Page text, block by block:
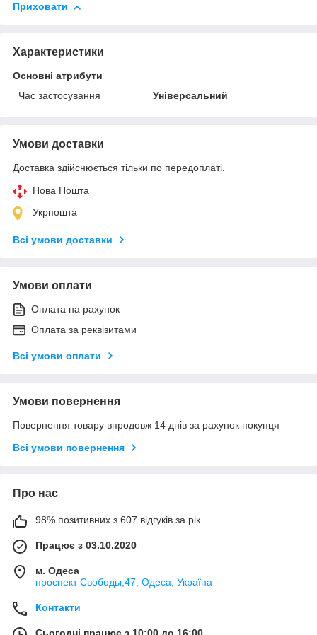
Приховати
Характеристики
Основні атрибути
Час застосування
Універсальний
Умови доставки
Доставка здійснюється тільки по передоплаті.
Нова Пошта
Укрпошта
Всі умови доставки
Умови оплати
Оплата на рахунок
Оплата за реквізитами
Всі умови оплати
Умови повернення
Повернення товару впродовж 14 днів за рахунок покупця
Всі умови повернення
Про нас
98% позитивних з 607 відгуків за рік
Працює з 03.10.2020
м. Одеса
проспект Свободы,47, Одеса, Україна
Контакти